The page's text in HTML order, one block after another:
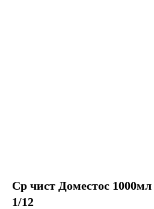
Ср чист Доместос
1/12